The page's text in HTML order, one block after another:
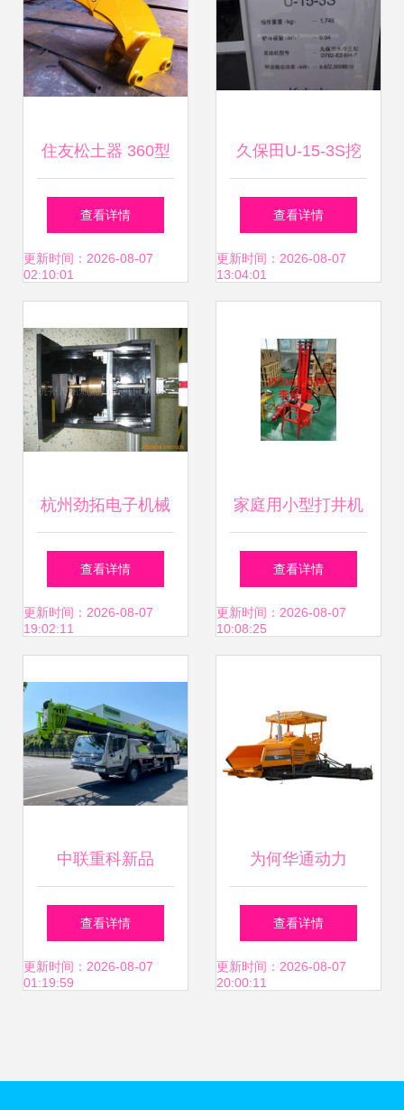
住友松土器 360型
挖掘机高效破土的
硬核之选，各型号
查看详情
更新时间：2026-08-07
02:10:01
久保田U-15-3S挖
掘机全面解析 小巧
灵动，土木工程得
查看详情
更新时间：2026-08-07
13:04:01
杭州劲拓电子机械
——其他行业专用
设备与工程机械产
查看详情
更新时间：2026-08-07
19:02:11
家庭用小型打井机
YQ潜孔钻机与家用
水井钻机选购指南
查看详情
更新时间：2026-08-07
10:08:25
中联重科新品
ZTC252E-1给你答
案!
查看详情
更新时间：2026-08-07
01:19:59
为何华通动力
SPS90R多功能沥
青摊铺机更具性价
查看详情
更新时间：2026-08-07
20:00:11